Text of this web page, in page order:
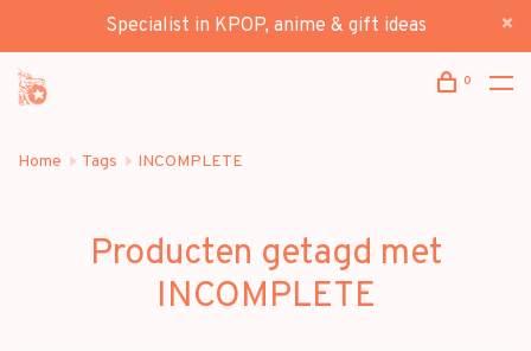
Specialist in KPOP, anime & gift ideas
0
Home Tags INCOMPLETE
Producten getagd met
INCOMPLETE